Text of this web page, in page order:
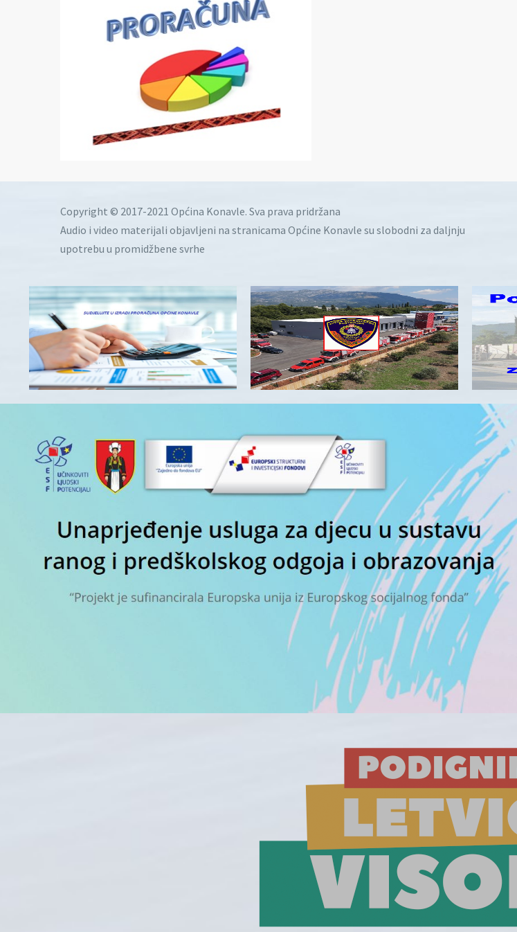
Copyright © 2017-2021 Općina Konavle. Sva prava pridržana
Audio i video materijali objavljeni na stranicama Općine Konavle su slobodni za daljnju
upotrebu u promidžbene svrhe